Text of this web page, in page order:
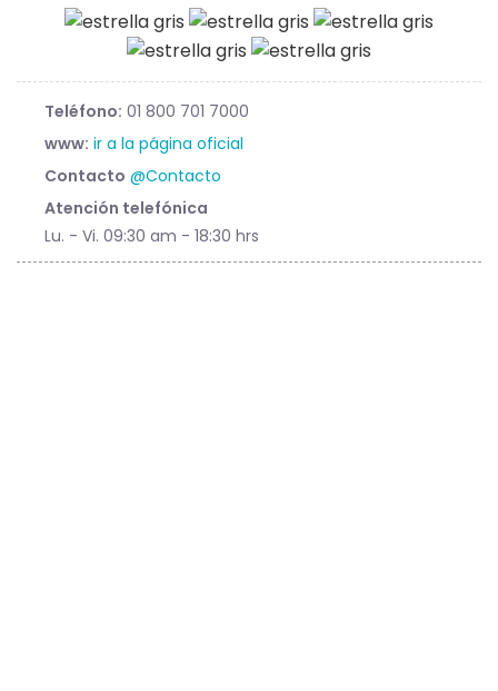
Teléfono: 01 800 701 7000
www: ir a la página oficial
Contacto @Contacto
Atención telefónica
Lu. - Vi. 09:30 am - 18:30 hrs